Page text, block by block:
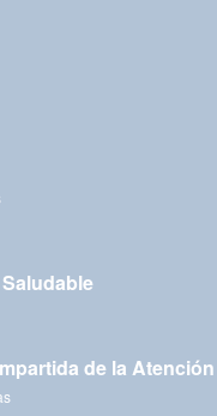
de la Atención